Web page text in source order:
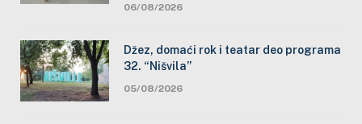
06/08/2026
Džez, domaći rok i teatar deo programa
32. “Nišvila”
05/08/2026